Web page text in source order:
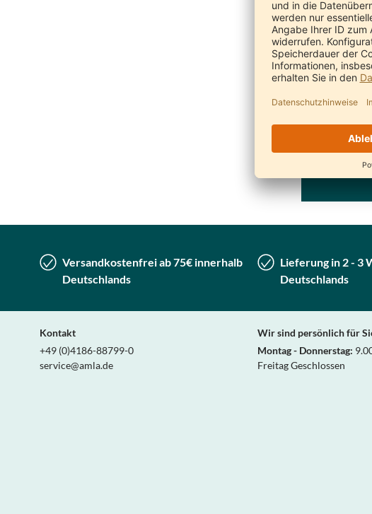
Ich
Beantwortung
werden nach
Die Frist
Zukunft per E-
zum Umgang
Versandkostenfrei ab 75€ innerhalb
Deutschlands
Lieferung in 2 - 3
Deutschlands
Kontakt
+49 (0)4186-88799-0
service@amla.de
Wir sind persönlich für
Montag - Donnerstag:
Freitag Geschlossen